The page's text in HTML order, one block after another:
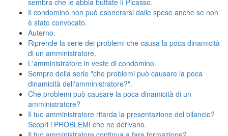
sembra che le abbia buttate lì Picasso.
Il condomino non può esonerarsi dalle spese anche se non
è stato convocato.
Auterno.
Riprende la serie dei problemi che causa la poca dinamicità
di un amministratore.
L'amministratore in veste di condòmino.
Sempre della serie "che problemi può causare la poca
dinamicità dell'amministratore?".
Che problemi può causare la poca dinamicità di un
amministratore?
Il tuo amministratore ritarda la presentazione del bilancio?
Scopri i PROBLEMI che ne derivano.